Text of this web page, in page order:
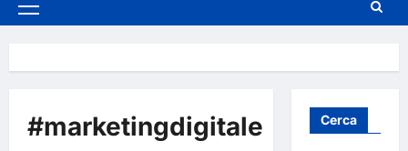
Menu
#marketingdigitale Cerca